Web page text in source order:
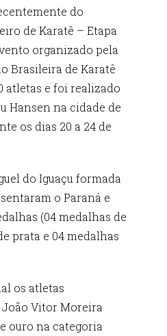
do
de Karatê – Etapa
organizado pela
Brasileira de Karatê
atletas e foi realizado
Hansen na cidade de
os dias 20 a 24 de
do Iguaçu formada
o Paraná e
(04 medalhas de
prata e 04 medalhas
os atletas
Vitor Moreira
ouro na categoria